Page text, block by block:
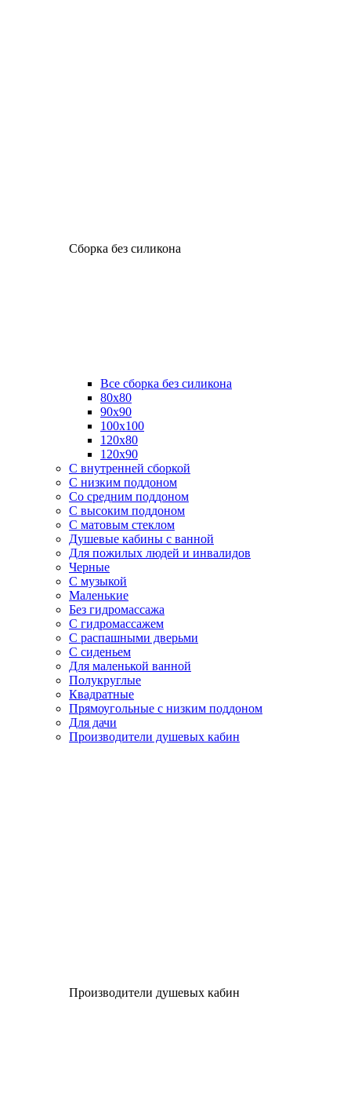
Сборка без силикона
Все сборка без силикона
80х80
90х90
100х100
120х80
120х90
С внутренней сборкой
C низким поддоном
Со средним поддоном
С высоким поддоном
С матовым стеклом
Душевые кабины с ванной
Для пожилых людей и инвалидов
Черные
С музыкой
Маленькие
Без гидромассажа
С гидромассажем
С распашными дверьми
С сиденьем
Для маленькой ванной
Полукруглые
Квадратные
Прямоугольные с низким поддоном
Для дачи
Производители душевых кабин
Производители душевых кабин